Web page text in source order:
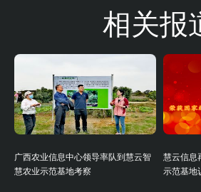
相关报
广西农业信息中心领导率队到慧云智
慧农业示范基地考察
慧云信息
示范基地